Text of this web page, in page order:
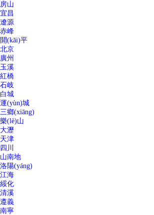
房山
宜昌
遼源
赤峰
開(kāi)平
北京
廣州
玉溪
紅橋
石岐
白城
運(yùn)城
三鄉(xiāng)
樂(lè)山
大瀝
天津
四川
山南地
洛陽(yáng)
江海
綏化
清溪
遵義
南寧